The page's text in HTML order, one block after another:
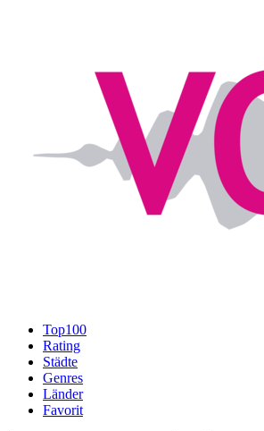
Top100
Rating
Städte
Genres
Länder
Favorit